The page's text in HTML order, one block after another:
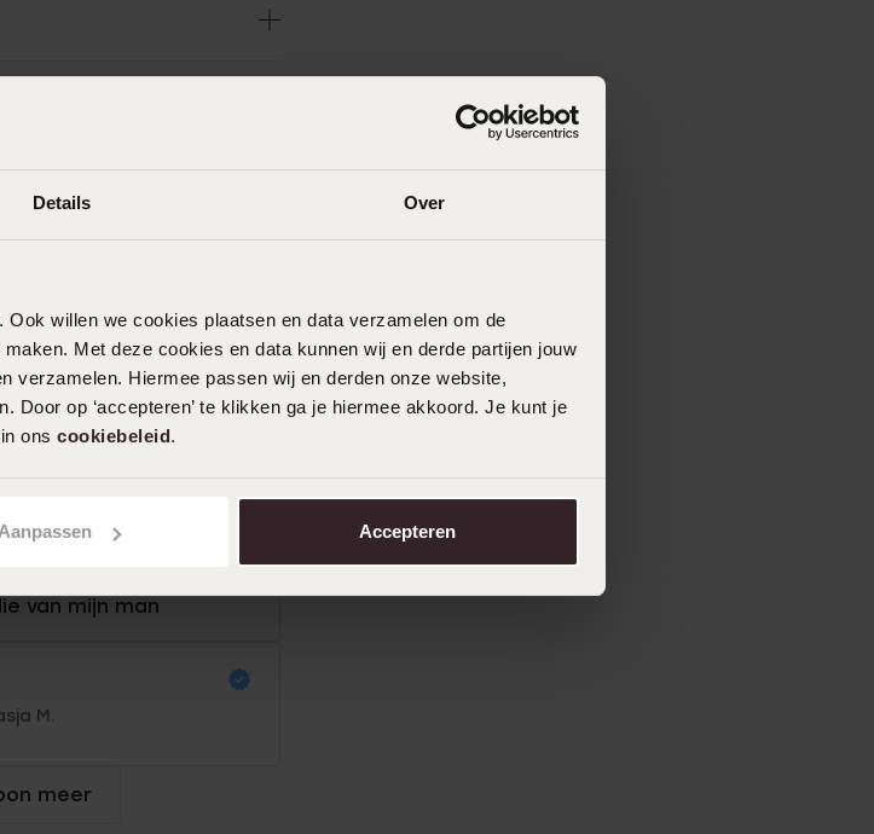
Details Over
willen we cookies plaatsen en data verzamelen om de
Met deze cookies en data kunnen wij en derde partijen jouw
verzamelen. Hiermee passen wij en derden onze website,
op ‘accepteren’ te klikken ga je hiermee akkoord. Je kunt je
ons cookiebeleid.
Accepteren
J.
van mijn man
M.
meer